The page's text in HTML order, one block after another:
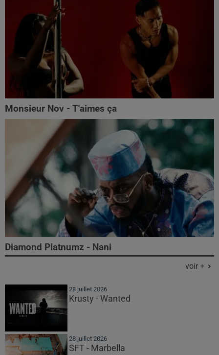
Monsieur Nov - T'aimes ça
Diamond Platnumz - Nani
voir +
28 juillet 2026
Krusty - Wanted
28 juillet 2026
SFT - Marbella